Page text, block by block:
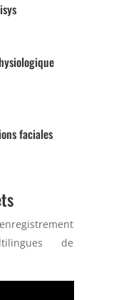
faciales
de